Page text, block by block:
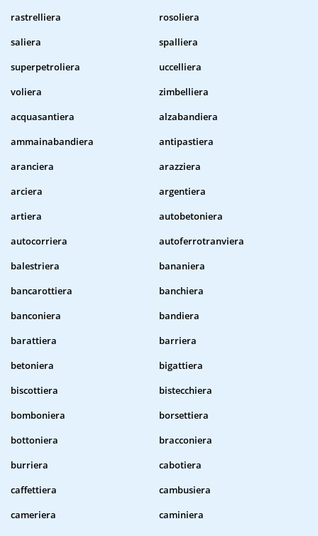
rastrelliera
rosoliera
saliera
spalliera
superpetroliera
uccelliera
voliera
zimbelliera
acquasantiera
alzabandiera
ammainabandiera
antipastiera
aranciera
arazziera
arciera
argentiera
artiera
autobetoniera
autocorriera
autoferrotranviera
balestriera
bananiera
bancarottiera
banchiera
banconiera
bandiera
barattiera
barriera
betoniera
bigattiera
biscottiera
bistecchiera
bomboniera
borsettiera
bottoniera
bracconiera
burriera
cabotiera
caffettiera
cambusiera
cameriera
caminiera